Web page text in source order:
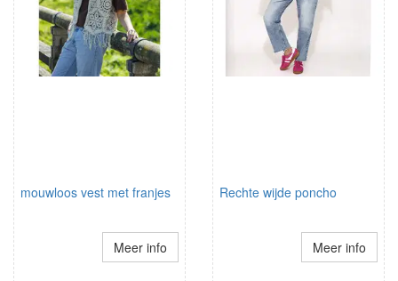
mouwloos vest met franjes
Meer info
Rechte wijde poncho
Meer info